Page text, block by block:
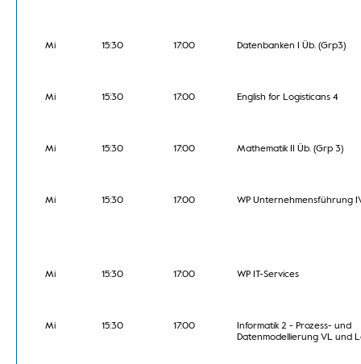
Mi 15:30 17:00 Datenbanken I Üb. (Grp3)
Mi 15:30 17:00 English for Logisticans 4
Mi 15:30 17:00 Mathematik II Üb. (Grp 3)
Mi 15:30 17:00 WP Unternehmensführung
Mi 15:30 17:00 WP IT-Services
Mi 15:30 17:00
Informatik 2 - Prozess- und
Datenmodellierung VL und